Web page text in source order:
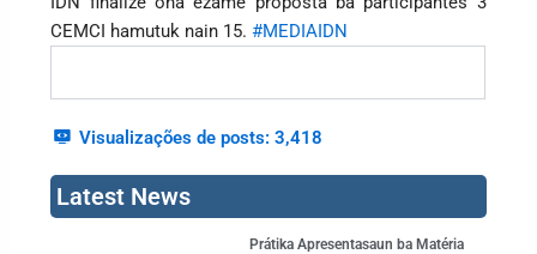
CEMCI hamutuk nain 15.#MEDIAIDN
Visualizações de posts: 3,418
Latest News
Prátika Apresentasaun ba Matéria